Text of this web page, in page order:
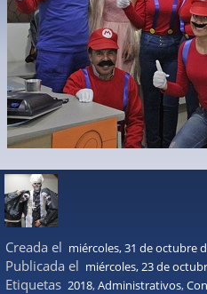
Creada el miércoles, 31 de octubre
Publicada el miércoles, 23 de
Etiquetas 2018,Administrativos,